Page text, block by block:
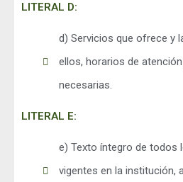
LITERAL D:
d) Servicios que ofrece y
ellos, horarios de
necesarias.
LITERAL E:
e) Texto íntegro de
vigentes en la institución,